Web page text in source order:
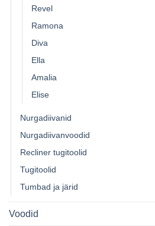
Revel
Ramona
Diva
Ella
Amalia
Elise
Nurgadiivanid
Nurgadiivanvoodid
Recliner tugitoolid
Tugitoolid
Tumbad ja järid
Voodid